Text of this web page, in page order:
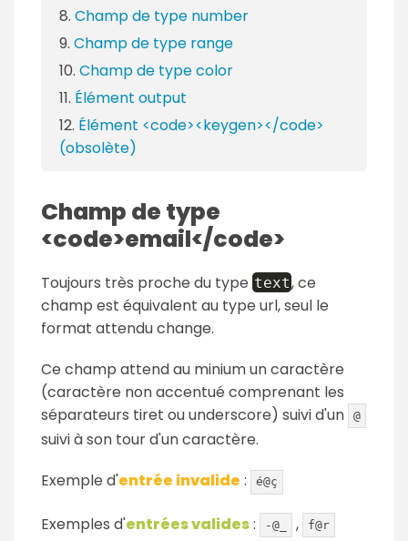
Champ de type number
Champ de type range
Champ de type color
Élément output
Élément <code><keygen></code>
(obsolète)
Champ de type
<code>email</code>
Toujours très proche du type text, ce
champ est équivalent au type url, seul le
format attendu change.
Ce champ attend au minium un caractère
(caractère non accentué comprenant les
séparateurs tiret ou underscore) suivi d'un
@
suivi à son tour d'un caractère.
Exemple d'entrée invalide : é@ç
Exemples d'entrées valides: -@_ , f@r